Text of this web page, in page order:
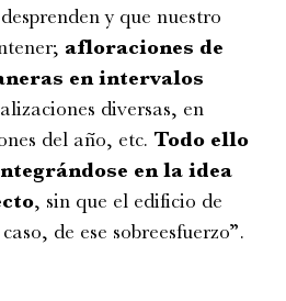
y que nuestro
afloraciones de
en intervalos
diversas, en
del año, etc. Todo ello
en la idea
, sin que el edificio de
de ese sobreesfuerzo”.